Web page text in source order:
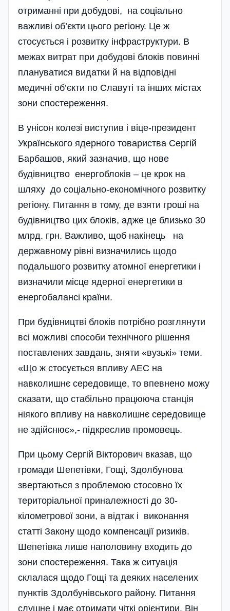
отриманні при добудові, на соціально
важливі об’єкти цього регіону. Це ж
стосується і розвитку інфраструктури. В
межах витрат при добудові блоків повинні
плануватися видатки й на відповідні
медичні об’єкти по Славуті та інших містах
зони спостереження.
В унісон колезі виступив і віце-президент
Українського ядерного товариства Сергій
Барбашов, який зазначив, що нове
будівництво енергоблоків – це крок на
шляху до соціально-економічного розвитку
регіону. Питання в тому, де взяти гроші на
будівництво цих блоків, адже це близько 30
млрд. грн. Важливо, щоб накінець на
державному рівні визначились щодо
подальшого розвитку атомної енергетики і
визначили місце ядерної енергетики в
енергобалансі країни.
При будівництві блоків потрібно розглянути
всі можливі способи технічного рішення
поставлених завдань, зняти «вузькі» теми.
«Що ж стосується впливу АЕС на
навколишнє середовище, то впевнено можу
сказати, що стабільно працююча станція
ніякого впливу на навколишнє середовище
не здійснює»,- підкреслив промовець.
При цьому Сергій Вікторович вказав, що
громади Шепетівки, Гощі, Здолбунова
звертаються з проблемою стосовно їх
територіальної приналежності до 30-
кілометрової зони, а відтак і виконання
статті Закону щодо компенсації ризиків.
Шепетівка лише наполовину входить до
зони спостереження. Така ж ситуація
склалася щодо Гощі та деяких населених
пунктів Здолбунівського району. Питання
слушне і має отримати чіткі орієнтири. Він